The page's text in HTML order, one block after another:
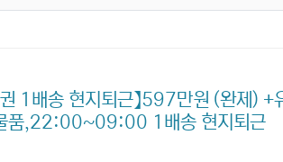
권 1배송 현지퇴근】597만원 (완제)
품,22:00~09:00 1배송 현지퇴근